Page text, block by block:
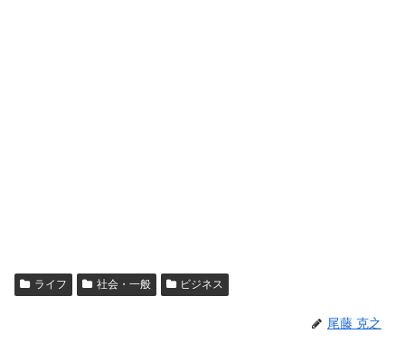
ライフ 社会・一般 ビジネス
尾藤 克之